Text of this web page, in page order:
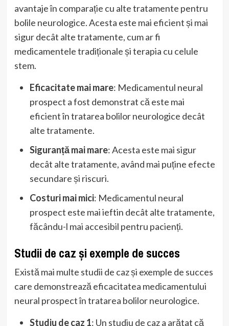
avantaje în comparație cu alte tratamente pentru
bolile neurologice. Acesta este mai eficient și mai
sigur decât alte tratamente, cum ar fi
medicamentele tradiționale și terapia cu celule
stem.
Eficacitate mai mare: Medicamentul neural
prospect a fost demonstrat că este mai
eficient în tratarea bolilor neurologice decât
alte tratamente.
Siguranță mai mare: Acesta este mai sigur
decât alte tratamente, având mai puține efecte
secundare și riscuri.
Costuri mai mici: Medicamentul neural
prospect este mai ieftin decât alte tratamente,
făcându-l mai accesibil pentru pacienți.
Studii de caz și exemple de succes
Există mai multe studii de caz și exemple de succes
care demonstrează eficacitatea medicamentului
neural prospect în tratarea bolilor neurologice.
Studiu de caz 1: Un studiu de caz a arătat că